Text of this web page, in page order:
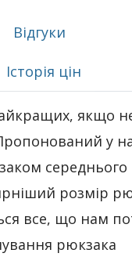
Відгуки
Історія цін
якщо
у
середнього
розмір
все, що нам
рюкзака